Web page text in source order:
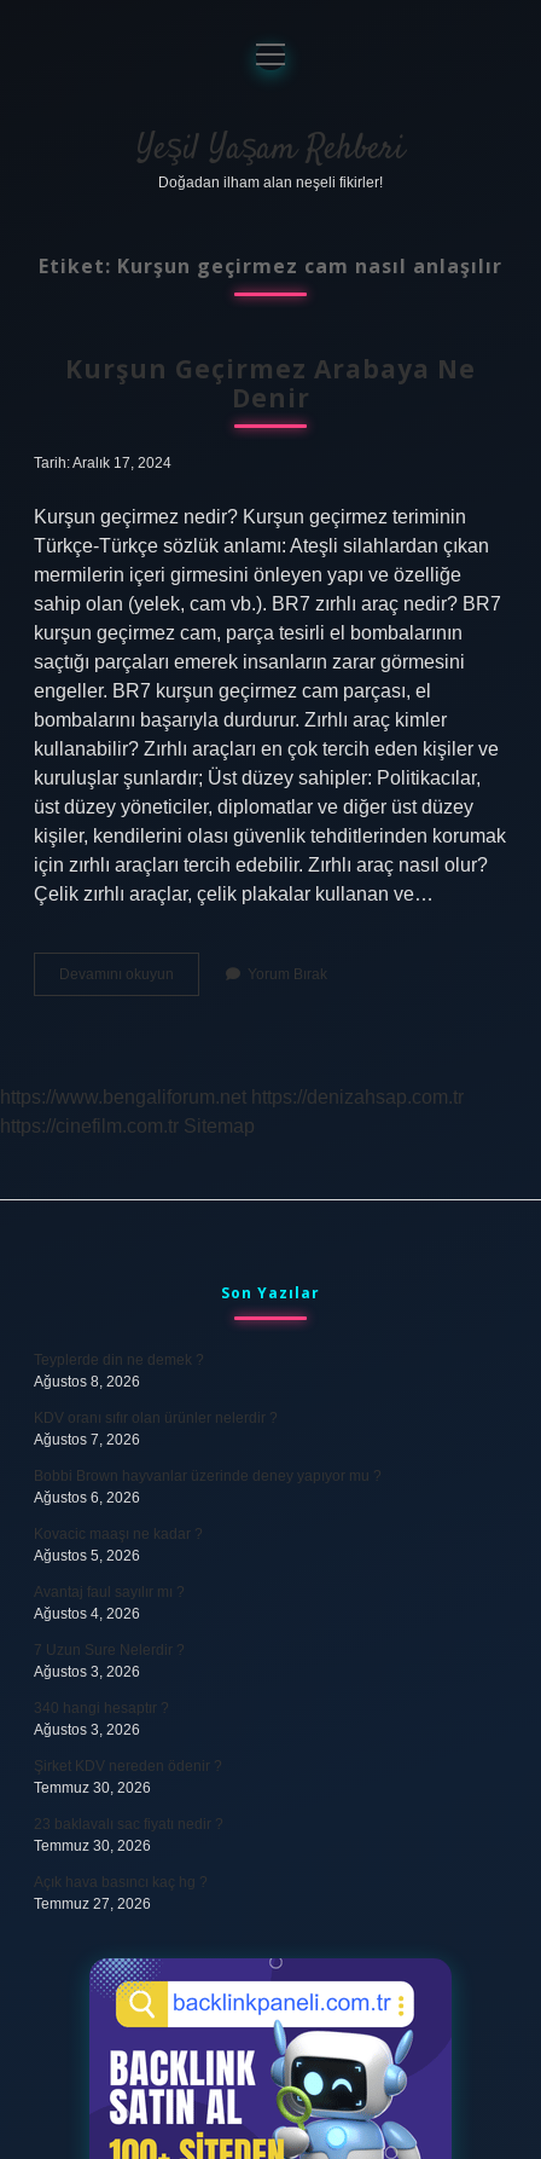
Anasayfa
Gizlilik Politikası
Yasal Uyarı
menüyü
aç
Yeşil Yaşam Rehberi
Doğadan ilham alan neşeli fikirler!
Etiket: Kurşun geçirmez cam nasıl anlaşılır
Kurşun Geçirmez Arabaya Ne
Denir
Tarih: Aralık 17, 2024
Kurşun geçirmez nedir? Kurşun geçirmez teriminin
Türkçe-Türkçe sözlük anlamı: Ateşli silahlardan çıkan
mermilerin içeri girmesini önleyen yapı ve özelliğe
sahip olan (yelek, cam vb.). BR7 zırhlı araç nedir? BR7
kurşun geçirmez cam, parça tesirli el bombalarının
saçtığı parçaları emerek insanların zarar görmesini
engeller. BR7 kurşun geçirmez cam parçası, el
bombalarını başarıyla durdurur. Zırhlı araç kimler
kullanabilir? Zırhlı araçları en çok tercih eden kişiler ve
kuruluşlar şunlardır; Üst düzey sahipler: Politikacılar,
üst düzey yöneticiler, diplomatlar ve diğer üst düzey
kişiler, kendilerini olası güvenlik tehditlerinden korumak
için zırhlı araçları tercih edebilir. Zırhlı araç nasıl olur?
Çelik zırhlı araçlar, çelik plakalar kullanan ve…
Devamını okuyun
Geçirmez
Yorum Bırak
https://www.bengaliforum.net https://denizahsap.com.tr
https://cinefilm.com.tr Sitemap
Son Yazılar
Teyplerde din ne demek ?
Ağustos 8, 2026
KDV oranı sıfır olan ürünler nelerdir ?
Ağustos 7, 2026
Bobbi Brown hayvanlar üzerinde deney yapıyor mu ?
Ağustos 6, 2026
Kovacic maaşı ne kadar ?
Ağustos 5, 2026
Avantaj faul sayılır mı ?
Ağustos 4, 2026
7 Uzun Sure Nelerdir ?
Ağustos 3, 2026
340 hangi hesaptır ?
Ağustos 3, 2026
Şirket KDV nereden ödenir ?
Temmuz 30, 2026
23 baklavalı sac fiyatı nedir ?
Temmuz 30, 2026
Açık hava basıncı kaç hg ?
Temmuz 27, 2026